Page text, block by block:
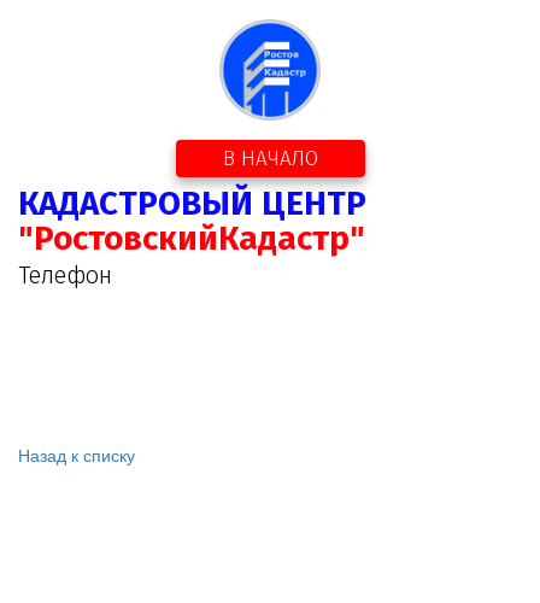
В НАЧАЛО
КАДАСТРОВЫЙ ЦЕНТР
"РостовскийКадастр"
Телефон
Назад к списку